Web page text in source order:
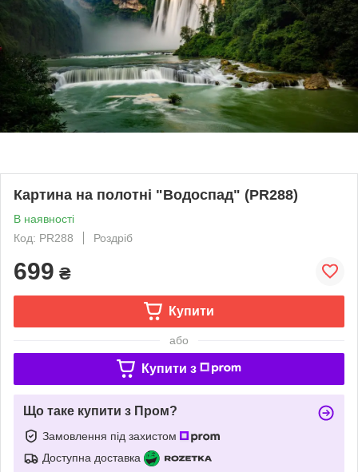
Картина на полотні "Водоспад" (PR288)
В наявності
Код: PR288
Роздріб
699 ₴
Купити
або
Купити з
Що таке купити з Пром?
Замовлення під захистом
Доступна доставка